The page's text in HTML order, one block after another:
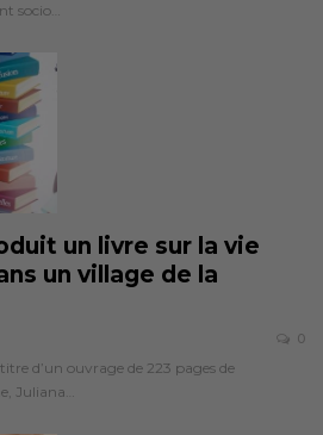
socio…
un livre sur la vie
un village de la
0
d’un ouvrage de 223 pages de
Juliana…